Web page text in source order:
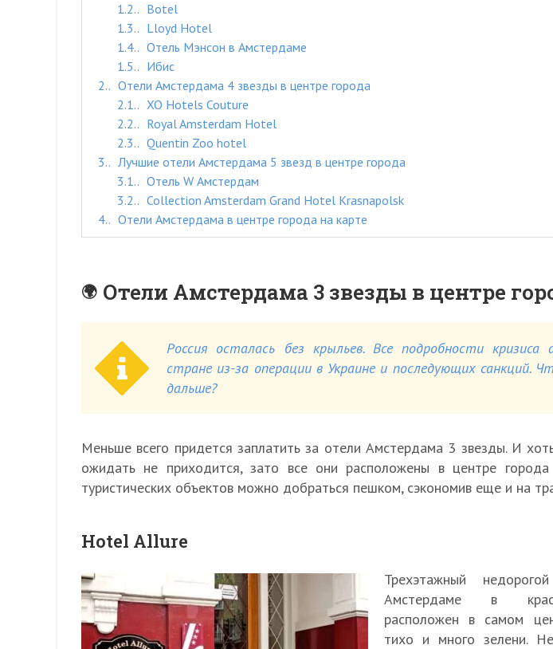
1.2.
Botel
1.3.
Lloyd Hotel
1.4.
Отель Мэнсон в Амстердаме
1.5.
Ибис
2.
Отели Амстердама 4 звезды в центре города
2.1.
XO Hotels Couture
2.2.
Royal Amsterdam Hotel
2.3.
Quentin Zoo hotel
3.
Лучшие отели Амстердама 5 звезд в центре города
3.1.
Отель W Амстердам
3.2.
Collection Amsterdam Grand Hotel Krasnapolsk
4.
Отели Амстердама в центре города на карте
Отели Амстердама 3 звезды в центре
Россия осталась без крыльев. Все подробности кризиса
стране из-за операции в Украине и последующих санкций.
дальше?
Меньше всего придется заплатить за отели Амстердама 3 звезды. И
ожидать не приходится, зато все они расположены в центре
туристических объектов можно добраться пешком, сэкономив еще и на
Hotel Allure
Трехэтажный
Амстердаме в
расположен в самом
тихо и много зелени.